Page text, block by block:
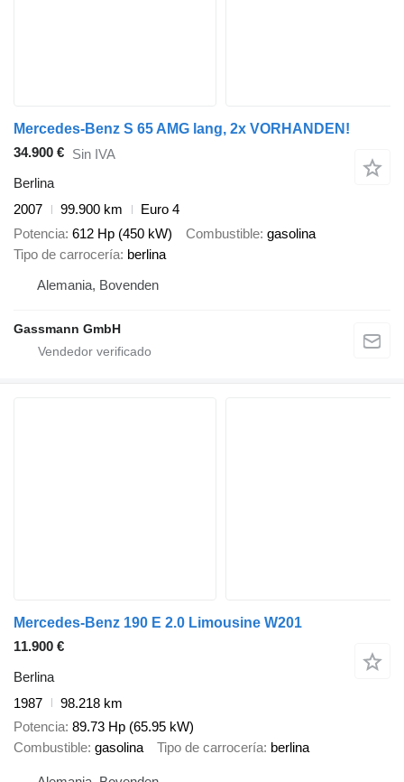
Mercedes-Benz S 65 AMG lang, 2x VORHANDEN!
34.900 € Sin IVA
Berlina
2007
99.900 km
Euro 4
Potencia 612 Hp (450 kW) Combustible gasolina
Tipo de carrocería berlina
Alemania, Bovenden
Gassmann GmbH
Mercedes-Benz 190 E 2.0 Limousine W201
11.900 €
Berlina
1987
98.218 km
Potencia 89.73 Hp (65.95 kW)
Combustible gasolina Tipo de carrocería berlina